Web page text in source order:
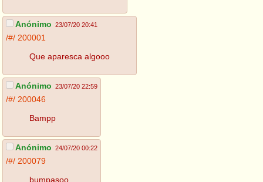
Anónimo 23/07/20 20:41
/#/ 200001
Que aparesca algooo
Anónimo 23/07/20 22:59
/#/ 200046
Bampp
Anónimo 24/07/20 00:22
/#/ 200079
bumpasoo